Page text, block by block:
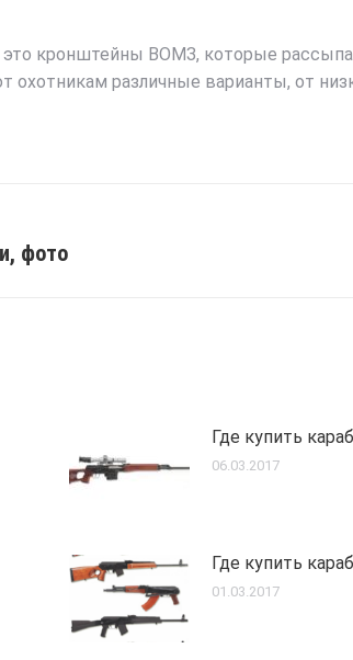
кронштейны ВОМЗ, которые
охотникам различные варианты, от
фото
Где купить
06.03.2017
Где купить
01.03.2017